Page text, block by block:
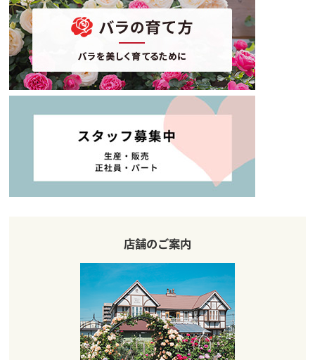
店舗のご案内